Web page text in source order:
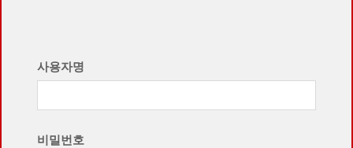
사용자명
비밀번호